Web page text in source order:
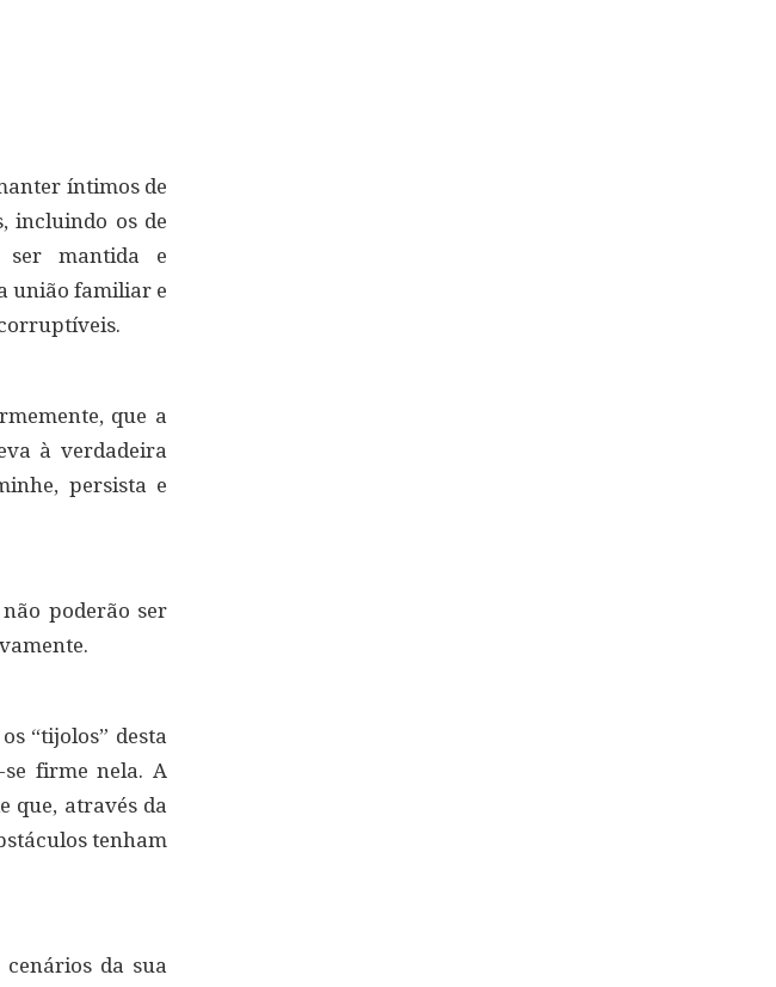
íntimos de
incluindo os de
ser mantida e
união familiar e
que a
à verdadeira
persista e
poderão ser
“tijolos” desta
se firme nela. A
que, através da
tenham
da sua